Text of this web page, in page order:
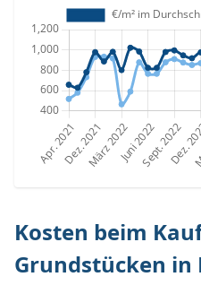
Kosten beim
Grundstücken in